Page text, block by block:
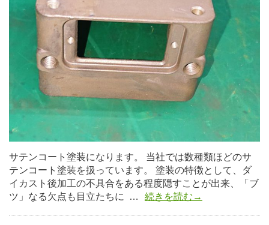
サテンコート塗装になります。 当社では数種類ほどのサ
テンコート塗装を扱っています。 塗装の特徴として、ダ
イカスト後加工の不具合をある程度隠すことが出来、「ブ
ツ」なる欠点も目立たちに …
続きを読む→